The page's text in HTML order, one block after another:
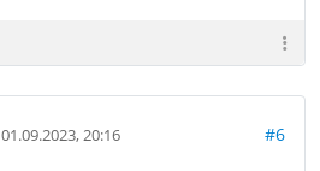
01.09.2023, 20:16 #6